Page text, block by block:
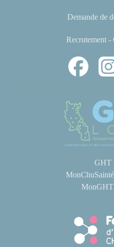
Demande de
Recrutement
GHT